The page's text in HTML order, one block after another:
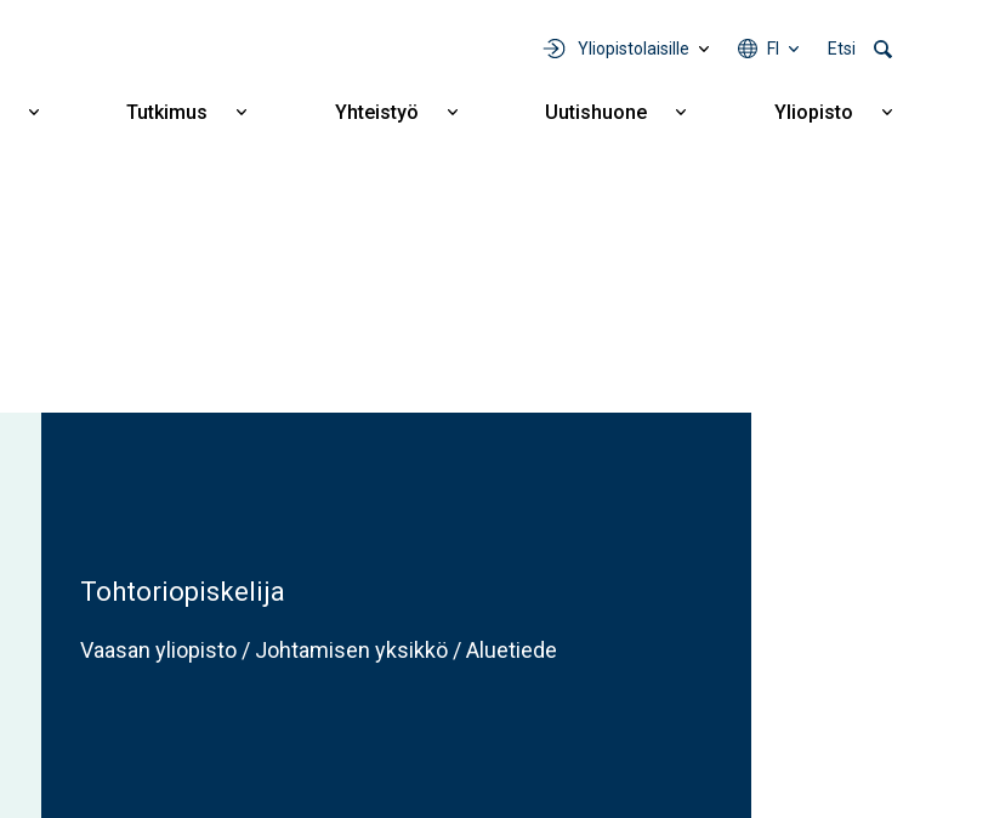
Yliopistolaisille FI Etsi
Näytä
Tutkimus
Näytä
Yhteistyö
Näytä
Uutishuone
Näytä
Yliopisto
Näytä
Tohtoriopiskelija
Vaasan yliopisto / Johtamisen yksikkö / Aluetiede